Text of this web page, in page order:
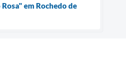
em Rochedo de